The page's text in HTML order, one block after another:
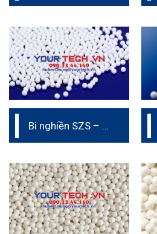
Bi nghiền SZS – Bi